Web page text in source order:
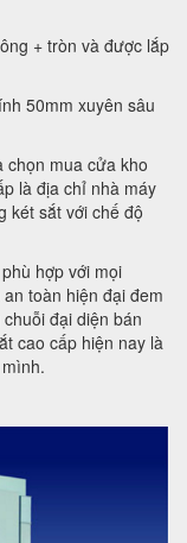
+ tròn và được lắp
50mm xuyên sâu
chọn mua cửa kho
là địa chỉ nhà máy
két sắt với chế độ
hợp với mọi
toàn hiện đại đem
đại diện bán
cao cấp hiện nay là